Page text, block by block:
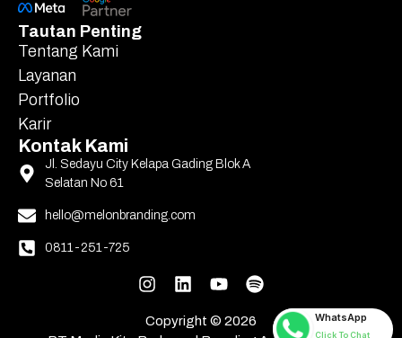
WhatsApp
Click To Chat
Tautan Penting
Tentang Kami
Layanan
Portfolio
Karir
Kontak Kami
Jl. Sedayu City Kelapa Gading Blok A
Selatan No 61
hello@melonbranding.com
0811-251-725
Copyright © 2026